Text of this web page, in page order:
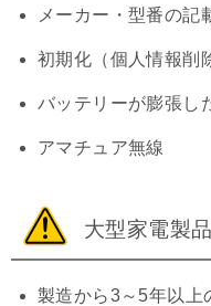
メーカー・型番の記
初期化（個人情報削
バッテリーが膨張し
アマチュア無線
大型家電製
製造から3～5年以上